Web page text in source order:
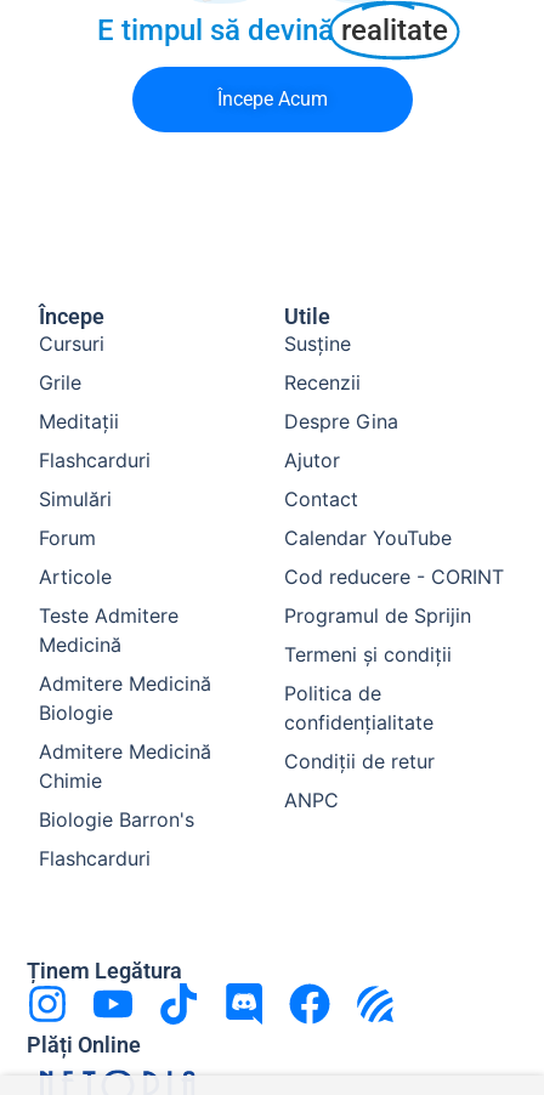
E timpul să devină realitate
Începe Acum
Începe
Cursuri
Grile
Meditații
Flashcarduri
Simulări
Forum
Articole
Teste Admitere
Medicină
Admitere Medicină
Biologie
Admitere Medicină
Chimie
Biologie Barron's
Flashcarduri
Utile
Susține
Recenzii
Despre Gina
Ajutor
Contact
Calendar YouTube
Cod reducere - CORINT
Programul de Sprijin
Termeni și condiții
Politica de
confidențialitate
Condiții de retur
ANPC
Ținem Legătura
Plăți Online